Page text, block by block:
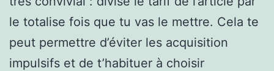
le totalise fois que tu vas le mettre. Cela te
peut permettre d’éviter les acquisition
impulsifs et de t’habituer à choisir